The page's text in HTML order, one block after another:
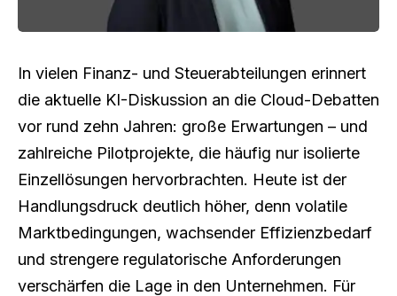
In vielen Finanz- und Steuerabteilungen erinnert
die aktuelle KI-Diskussion an die Cloud-Debatten
vor rund zehn Jahren: große Erwartungen – und
zahlreiche Pilotprojekte, die häufig nur isolierte
Einzellösungen hervorbrachten. Heute ist der
Handlungsdruck deutlich höher, denn volatile
Marktbedingungen, wachsender Effizienzbedarf
und strengere regulatorische Anforderungen
verschärfen die Lage in den Unternehmen. Für